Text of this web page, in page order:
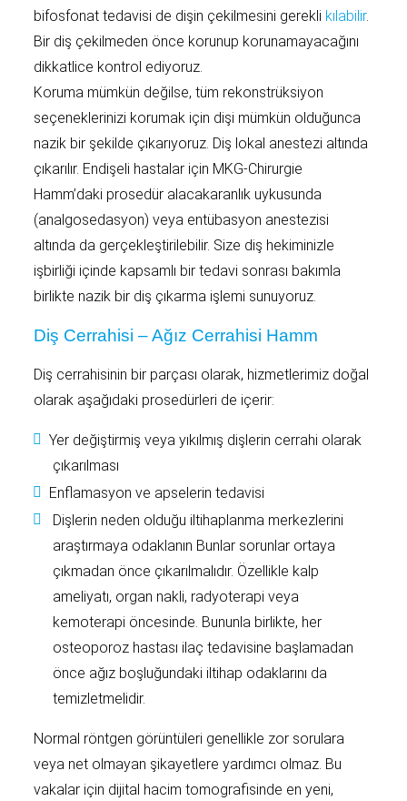
bifosfonat tedavisi de dişin çekilmesini gerekli kılabilir.
Bir diş çekilmeden önce korunup korunamayacağını
dikkatlice kontrol ediyoruz.
Koruma mümkün değilse, tüm rekonstrüksiyon
seçeneklerinizi korumak için dişi mümkün olduğunca
nazik bir şekilde çıkarıyoruz. Diş lokal anestezi altında
çıkarılır. Endişeli hastalar için MKG-Chirurgie
Hamm’daki prosedür alacakaranlık uykusunda
(analgosedasyon) veya entübasyon anestezisi
altında da gerçekleştirilebilir. Size diş hekiminizle
işbirliği içinde kapsamlı bir tedavi sonrası bakımla
birlikte nazik bir diş çıkarma işlemi sunuyoruz.
Diş Cerrahisi – Ağız Cerrahisi Hamm
Diş cerrahisinin bir parçası olarak, hizmetlerimiz doğal
olarak aşağıdaki prosedürleri de içerir:
Yer değiştirmiş veya yıkılmış dişlerin cerrahi olarak
çıkarılması
Enflamasyon ve apselerin tedavisi
Dişlerin neden olduğu iltihaplanma merkezlerini
araştırmaya odaklanın Bunlar sorunlar ortaya
çıkmadan önce çıkarılmalıdır. Özellikle kalp
ameliyatı, organ nakli, radyoterapi veya
kemoterapi öncesinde. Bununla birlikte, her
osteoporoz hastası ilaç tedavisine başlamadan
önce ağız boşluğundaki iltihap odaklarını da
temizletmelidir.
Normal röntgen görüntüleri genellikle zor sorulara
veya net olmayan şikayetlere yardımcı olmaz. Bu
vakalar için dijital hacim tomografisinde en yeni,